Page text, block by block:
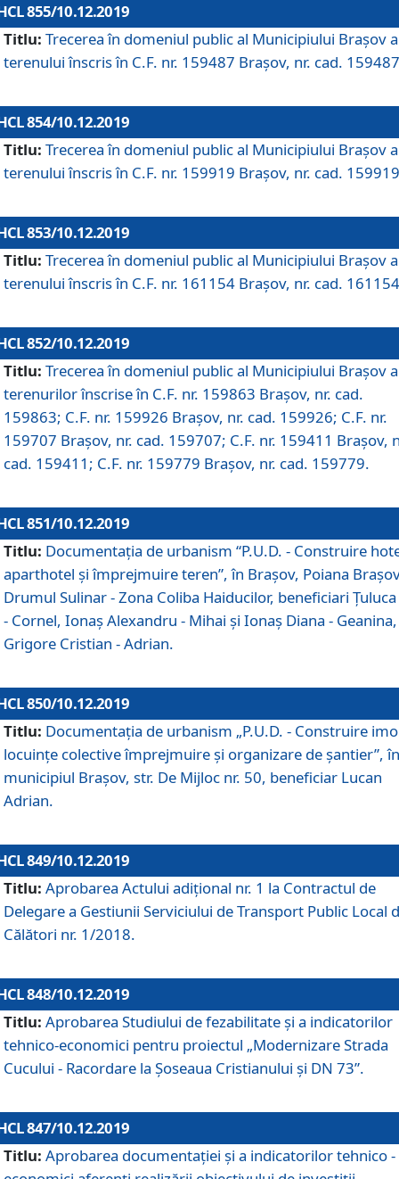
855/10.12.2019
Titlu: Trecerea în domeniul public al Municipiului Braşov a
terenului înscris în C.F. nr. 159487 Brașov, nr. cad.
854/10.12.2019
Titlu: Trecerea în domeniul public al Municipiului Braşov a
terenului înscris în C.F. nr. 159919 Brașov, nr. cad.
853/10.12.2019
Titlu: Trecerea în domeniul public al Municipiului Braşov a
terenului înscris în C.F. nr. 161154 Brașov, nr. cad.
852/10.12.2019
Titlu: Trecerea în domeniul public al Municipiului Braşov a
terenurilor înscrise în C.F. nr. 159863 Brașov, nr. cad.
159863; C.F. nr. 159926 Brașov, nr. cad. 159926; C.F. nr.
159707 Brașov, nr. cad. 159707; C.F. nr. 159411 Brașov,
cad. 159411; C.F. nr. 159779 Brașov, nr. cad. 159779.
851/10.12.2019
Titlu: Documentaţia de urbanism “P.U.D. - Construire
aparthotel şi împrejmuire teren”, în Braşov, Poiana
Drumul Sulinar - Zona Coliba Haiducilor, beneficiari
- Cornel, Ionaş Alexandru - Mihai şi Ionaş Diana - Geanina,
Grigore Cristian - Adrian.
850/10.12.2019
Titlu: Documentaţia de urbanism „P.U.D. - Construire
locuințe colective împrejmuire și organizare de șantier”, în
municipiul Braşov, str. De Mijloc nr. 50, beneficiar Lucan
Adrian.
849/10.12.2019
Titlu: Aprobarea Actului adiţional nr. 1 la Contractul de
Delegare a Gestiunii Serviciului de Transport Public Local
Călători nr. 1/2018.
848/10.12.2019
Titlu: Aprobarea Studiului de fezabilitate şi a indicatorilor
tehnico-economici pentru proiectul „Modernizare Strada
Cucului - Racordare la Șoseaua Cristianului și DN 73”.
847/10.12.2019
Titlu: Aprobarea documentației și a indicatorilor tehnico -